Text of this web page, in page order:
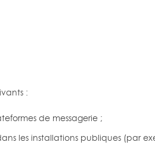
:
de messagerie ;
les installations publiques (par